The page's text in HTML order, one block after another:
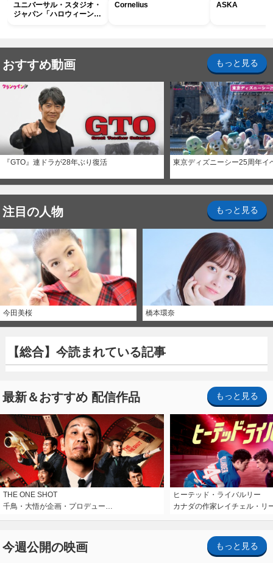
ユニバーサル・スタジオ・
ジャパン「ハロウィーン・
Cornelius ASKA
おすすめ動画 もっと見る
『GTO』連ドラが28年ぶり復活 東京ディズニーシー25周年イ
注目の人物 もっと見る
今田美桜 橋本環奈
【総合】今読まれている記事
最新＆おすすめ 配信作品 もっと見る
THE ONE SHOT
千鳥・大悟が企画・プロデュー…
ヒーテッド・ライバルリー
カナダの作家レイチェル・リ
今週公開の映画 もっと見る